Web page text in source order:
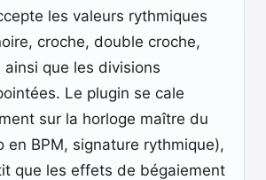
les valeurs rythmiques
croche, double croche,
que les divisions
Le plugin se cale
sur la horloge maître du
en BPM, signature rythmique),
que les effets de bégaiement